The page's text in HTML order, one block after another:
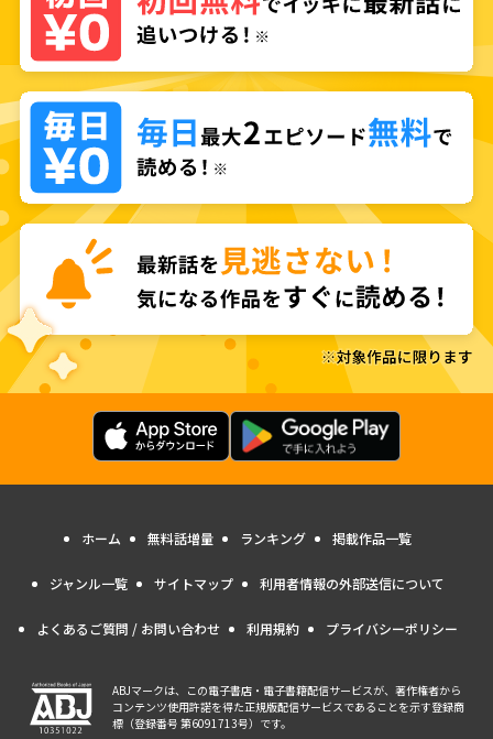
ホーム 無料話増量 ランキング 掲載作品一覧
ジャンル一覧 サイトマップ 利用者情報の外部送信について
よくあるご質問 / お問い合わせ 利用規約 プライバシーポリシー
ABJマークは、この電子書店・電子書籍配信サービスが、著作権者から
コンテンツ使用許諾を得た正規版配信サービスであることを示す登録商
標（登録番号 第6091713号）です。